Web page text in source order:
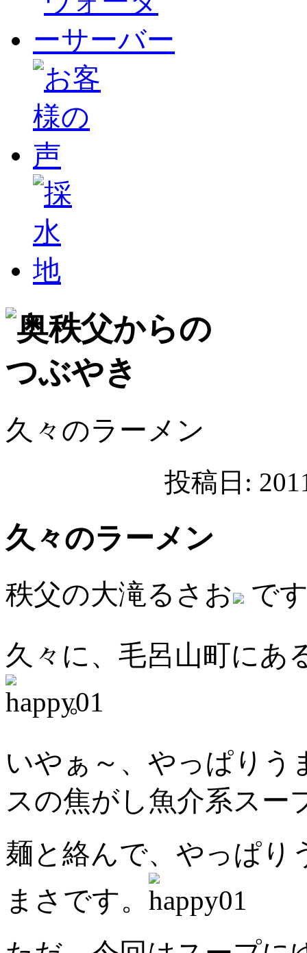
久々のラーメン
投稿日:
久々のラーメン
秩父の大滝るさお
で
久々に、毛呂山町にあ
。
いやぁ～、やっぱりう
スの焦がし魚介系スー
麺と絡んで、やっぱり
まさです。